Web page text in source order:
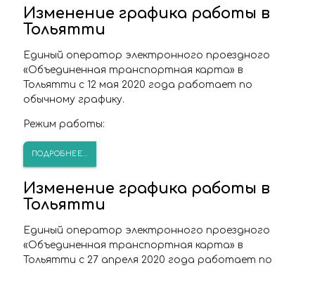
Изменение графика работы в
Тольятти
Единый оператор электронного проездного
«Объединенная транспортная карта» в
Тольятти с 12 мая 2020 года работает по
обычному графику.
Режим работы:
ПОДРОБНЕЕ...
Изменение графика работы в
Тольятти
Единый оператор электронного проездного
«Объединенная транспортная карта» в
Тольятти с 27 апреля 2020 года работает по